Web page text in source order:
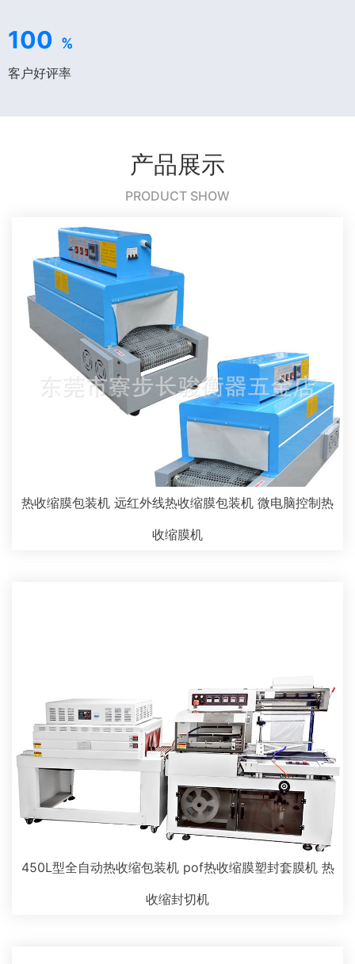
100 %
客户好评率
产品展示
PRODUCT SHOW
热收缩膜包装机 远红外线热收缩膜包装机 微电脑控制热
收缩膜机
450L型全自动热收缩包装机 pof热收缩膜塑封套膜机 热
收缩封切机